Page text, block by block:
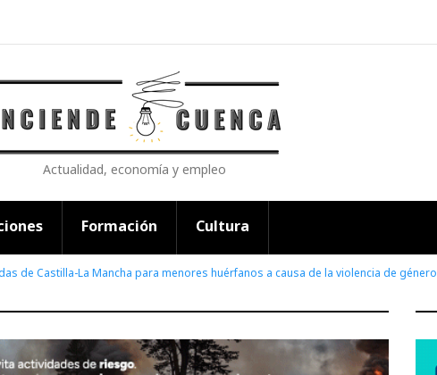
Actualidad, economía y empleo
Formación Cultura
de Castilla-La Mancha para menores huérfanos a causa de la violencia de género